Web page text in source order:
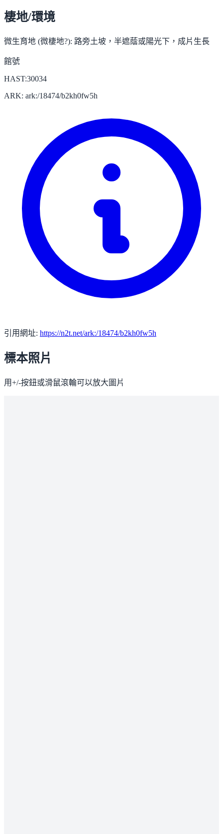
棲地/環境
微生育地 (微棲地?): 路旁土坡，半遮蔭或陽光下，成片生長
館號
HAST:30034
ARK: ark:/18474/b2kh0fw5h
引用網址: https://n2t.net/ark:/18474/b2kh0fw5h
標本照片
用+/-按鈕或滑鼠滾輪可以放大圖片